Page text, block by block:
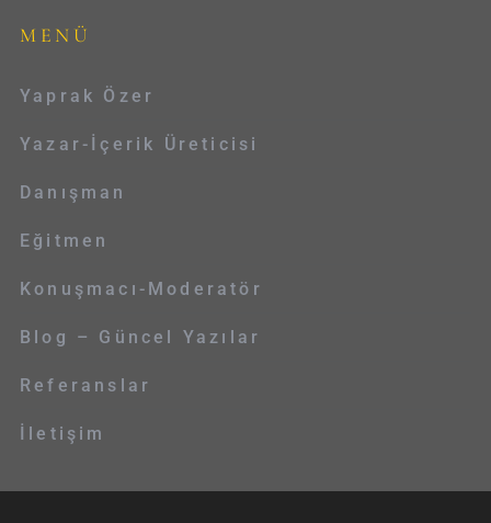
MENÜ
Yaprak Özer
Yazar-İçerik Üreticisi
Danışman
Eğitmen
Konuşmacı-Moderatör
Blog – Güncel Yazılar
Referanslar
İletişim